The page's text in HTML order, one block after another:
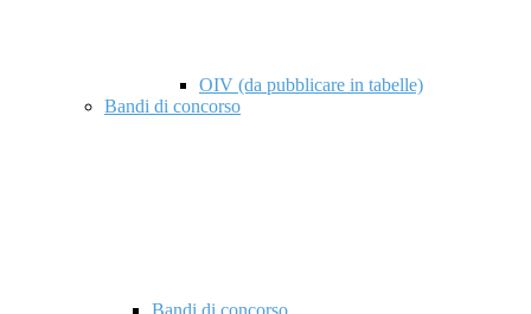
OIV (da pubblicare in tabelle)
Bandi di concorso